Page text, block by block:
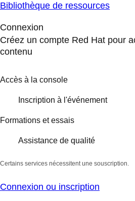
Bibliothèque de ressources
Connexion
Créez un compte Red Hat pour
contenu
Accès à la console
Inscription à l'événement
Formations et essais
Assistance de qualité
Certains services nécessitent une souscription.
Connexion ou inscription